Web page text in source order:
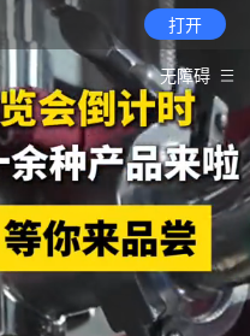
打开
无障碍